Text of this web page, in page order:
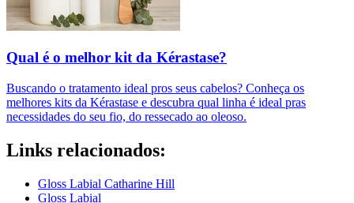
Qual é o melhor kit da Kérastase?
Buscando o tratamento ideal pros seus cabelos? Conheça os
melhores kits da Kérastase e descubra qual linha é ideal pras
necessidades do seu fio, do ressecado ao oleoso.
Links relacionados:
Gloss Labial Catharine Hill
Gloss Labial